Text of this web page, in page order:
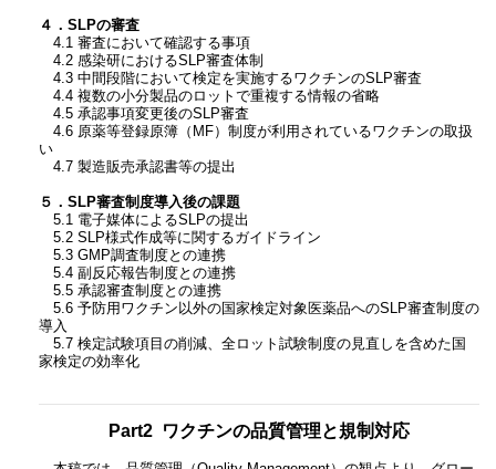
４．SLPの審査
4.1 審査において確認する事項
4.2 感染研におけるSLP審査体制
4.3 中間段階において検定を実施するワクチンのSLP審査
4.4 複数の小分製品のロットで重複する情報の省略
4.5 承認事項変更後のSLP審査
4.6 原薬等登録原簿（MF）制度が利用されているワクチンの取扱
い
4.7 製造販売承認書等の提出
５．SLP審査制度導入後の課題
5.1 電子媒体によるSLPの提出
5.2 SLP様式作成等に関するガイドライン
5.3 GMP調査制度との連携
5.4 副反応報告制度との連携
5.5 承認審査制度との連携
5.6 予防用ワクチン以外の国家検定対象医薬品へのSLP審査制度の
導入
5.7 検定試験項目の削減、全ロット試験制度の見直しを含めた国
家検定の効率化
Part2 ワクチンの品質管理と規制対応